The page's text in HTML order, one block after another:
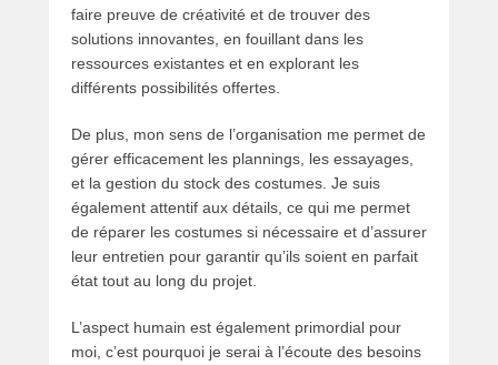
faire preuve de créativité et de trouver des
solutions innovantes, en fouillant dans les
ressources existantes et en explorant les
différents possibilités offertes.
De plus, mon sens de l’organisation me permet de
gérer efficacement les plannings, les essayages,
et la gestion du stock des costumes. Je suis
également attentif aux détails, ce qui me permet
de réparer les costumes si nécessaire et d’assurer
leur entretien pour garantir qu’ils soient en parfait
état tout au long du projet.
L’aspect humain est également primordial pour
moi, c’est pourquoi je serai à l’écoute des besoins